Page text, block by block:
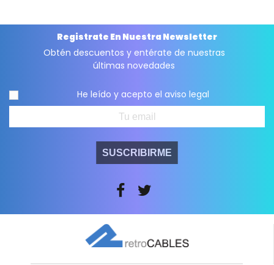
Registrate En Nuestra Newsletter
Obtén descuentos y entérate de nuestras
últimas novedades
He leído y acepto el aviso legal
SUSCRIBIRME